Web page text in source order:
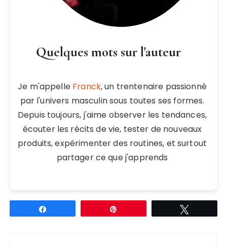
Quelques mots sur l'auteur
Je m'appelle Franck, un trentenaire passionné
par l'univers masculin sous toutes ses formes.
Depuis toujours, j'aime observer les tendances,
écouter les récits de vie, tester de nouveaux
produits, expérimenter des routines, et surtout
partager ce que j'apprends